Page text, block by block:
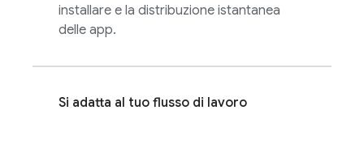
installare e la distribuzione istantanea
delle app.
Si adatta al tuo flusso di lavoro